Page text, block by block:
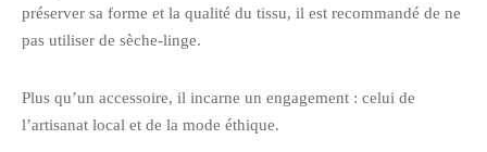
préserver sa forme et la qualité du tissu, il est recommandé de ne
pas utiliser de sèche-linge.
Plus qu’un accessoire, il incarne un engagement : celui de
l’artisanat local et de la mode éthique.